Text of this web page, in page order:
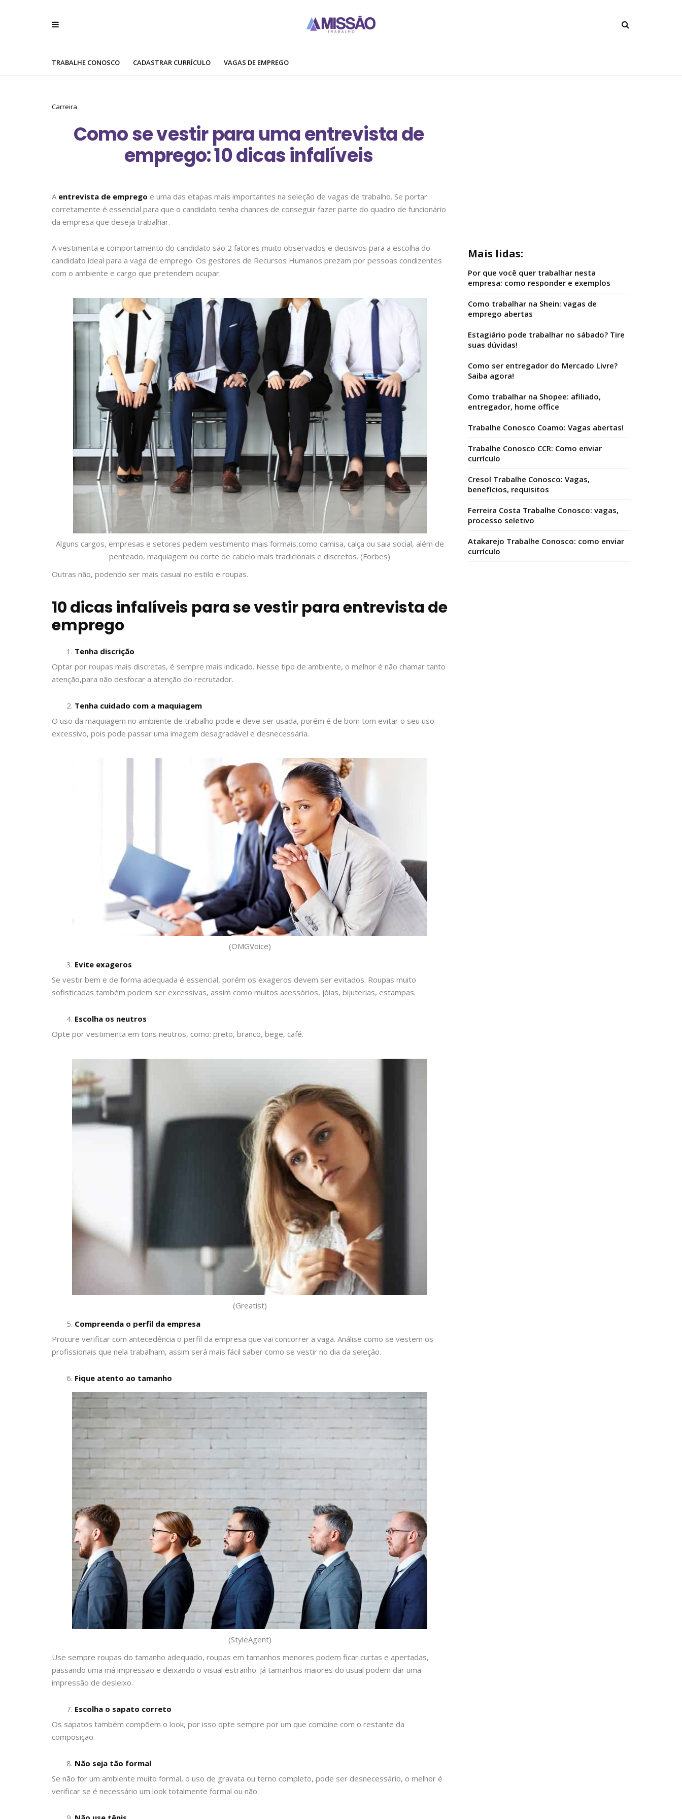
TRABALHE CONOSCO CADASTRAR CURRÍCULO VAGAS DE EMPREGO
Carreira
Como se vestir para uma entrevista de
emprego: 10 dicas infalíveis
A entrevista de emprego e uma das etapas mais importantes na seleção de vagas de trabalho. Se portar
corretamente é essencial para que o candidato tenha chances de conseguir fazer parte do quadro de funcionário
da empresa que deseja trabalhar.
A vestimenta e comportamento do candidato são 2 fatores muito observados e decisivos para a escolha do
candidato ideal para a vaga de emprego. Os gestores de Recursos Humanos prezam por pessoas condizentes
com o ambiente e cargo que pretendem ocupar.
Alguns cargos, empresas e setores pedem vestimento mais formais,como camisa, calça ou saia social, além de
penteado, maquiagem ou corte de cabelo mais tradicionais e discretos. (Forbes)
Outras não, podendo ser mais casual no estilo e roupas.
10 dicas infalíveis para se vestir para entrevista de
emprego
Tenha discrição
Optar por roupas mais discretas, é sempre mais indicado. Nesse tipo de ambiente, o melhor é não chamar tanto
atenção,para não desfocar a atenção do recrutador.
Tenha cuidado com a maquiagem
O uso da maquiagem no ambiente de trabalho pode e deve ser usada, porém é de bom tom evitar o seu uso
excessivo, pois pode passar uma imagem desagradável e desnecessária.
(OMGVoice)
Evite exageros
Se vestir bem e de forma adequada é essencial, porém os exageros devem ser evitados. Roupas muito
sofisticadas também podem ser excessivas, assim como muitos acessórios, jóias, bijuterias, estampas.
Escolha os neutros
Opte por vestimenta em tons neutros, como: preto, branco, bege, café.
(Greatist)
Compreenda o perfil da empresa
Procure verificar com antecedência o perfil da empresa que vai concorrer a vaga. Análise como se vestem os
profissionais que nela trabalham, assim será mais fácil saber como se vestir no dia da seleção.
Fique atento ao tamanho
(StyleAgent)
Use sempre roupas do tamanho adequado, roupas em tamanhos menores podem ficar curtas e apertadas,
passando uma má impressão e deixando o visual estranho. Já tamanhos maiores do usual podem dar uma
impressão de desleixo.
Escolha o sapato correto
Os sapatos também compõem o look, por isso opte sempre por um que combine com o restante da
composição.
Não seja tão formal
Se não for um ambiente muito formal, o uso de gravata ou terno completo, pode ser desnecessário, o melhor é
verificar se é necessário um look totalmente formal ou não.
Mais lidas:
Por que você quer trabalhar nesta
empresa: como responder e exemplos
Como trabalhar na Shein: vagas de
emprego abertas
Estagiário pode trabalhar no sábado? Tire
suas dúvidas!
Como ser entregador do Mercado Livre?
Saiba agora!
Como trabalhar na Shopee: afiliado,
entregador, home office
Trabalhe Conosco Coamo: Vagas abertas!
Trabalhe Conosco CCR: Como enviar
currículo
Cresol Trabalhe Conosco: Vagas,
benefícios, requisitos
Ferreira Costa Trabalhe Conosco: vagas,
processo seletivo
Atakarejo Trabalhe Conosco: como enviar
currículo